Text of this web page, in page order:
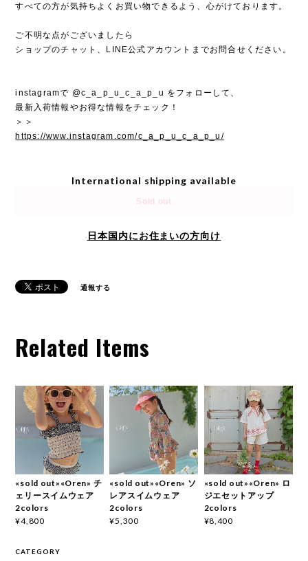
すべての方が気持ちよくお買い物できるよう、心がけております。
ご不明な点がございましたら
ショップのチャット、LINE公式アカウントまでお問合せください。
instagramで @c_a_p_u_c_a_p_u をフォローして、
最新入荷情報やお得な情報をチェック！
＞＞
https://www.instagram.com/c_a_p_u_c_a_p_u/
International shipping available
Sold out
日本国内にお住まいの方向け
通報する
Related Items
«sold out»«Oren» チ
ェリースイムウェア
2colors
¥4,800
«sold out»«Oren» ソ
レアスイムウェア
2colors
¥5,300
«sold out»«Oren» ロ
ジエセットアップ
2colors
¥8,400
CATEGORY